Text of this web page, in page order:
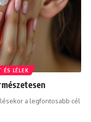
ÉS LÉLEK
a legfontosabb cél